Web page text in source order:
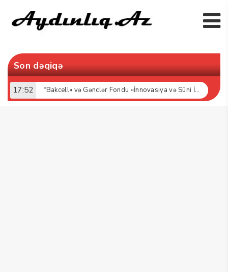
Son dəqiqə
17:52 “Bakcell» və Gənclər Fondu «İnnovasiya və Süni İntellekt» üzrə təqaüd proqramının qalibləri ilə görüş keçirib